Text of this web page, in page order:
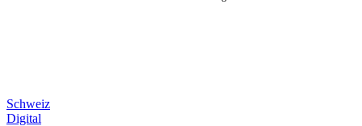
Schweiz
Digital